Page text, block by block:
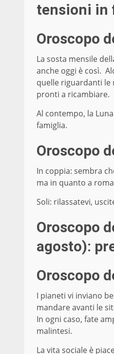
tensioni in
Oroscopo
La sosta mensile
anche oggi è così.
quelle riguardanti le
pronti a ricambiare.
Al contempo, la
famiglia.
Oroscopo
In coppia: sembra
ma in quanto a
Soli: rilassatevi,
Oroscopo
agosto):
Oroscopo
I pianeti vi inviano
mandare avanti le
In ogni caso, fate
malintesi.
La vita sociale è